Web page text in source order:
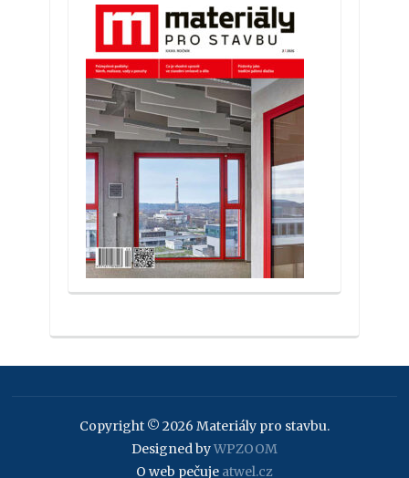
Copyright © 2026 Materiály pro stavbu.
Designed byWPZOOM
O web pečuje atwel.cz